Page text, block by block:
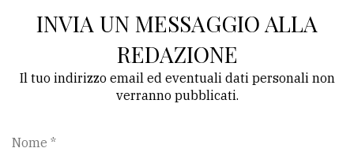
INVIA UN MESSAGGIO ALLA
REDAZIONE
Il tuo indirizzo email ed eventuali dati personali non
verranno pubblicati.
Nome *